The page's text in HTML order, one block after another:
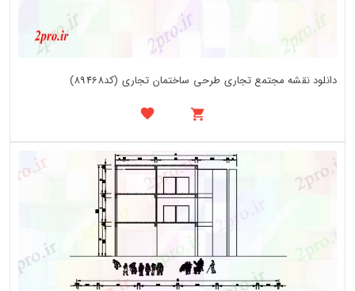
دانلود نقشه مجتمع تجاری طرحی ساختمان تجاری (کد89468)